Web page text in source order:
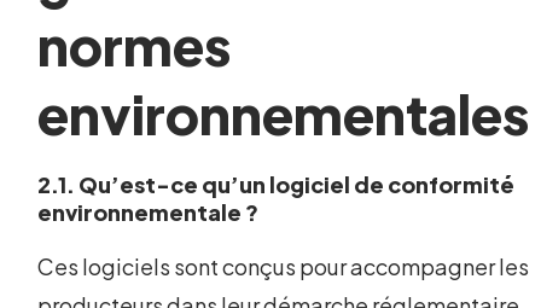
normes
environnementales
2.1. Qu’est-ce qu’un logiciel de conformité
environnementale ?
Ces logiciels sont conçus pour accompagner les